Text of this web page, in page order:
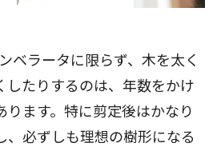
ベラータに限らず、木を太く
したりするのは、年数をかけ
ります。特に剪定後はかなり
、必ずしも理想の樹形になる
閉じる